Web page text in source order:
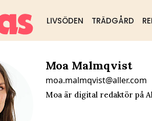
LIVSÖDEN TRÄDGÅRD
Moa Malmqvist
moa.malmqvist@aller.com
Moa är digital redaktör på